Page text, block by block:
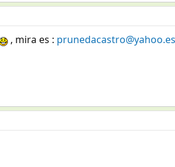
, mira es :